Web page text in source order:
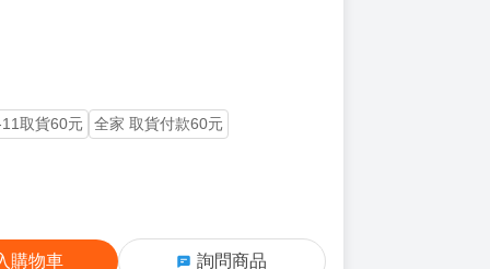
取貨60元
全家 取貨付款60元
購物車 詢問商品